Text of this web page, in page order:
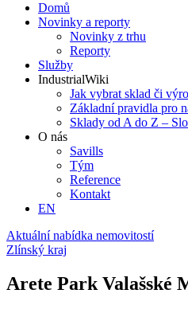
Domů
Novinky a reporty
Novinky z trhu
Reporty
Služby
IndustrialWiki
Jak vybrat sklad či
Základní pravidla pro
Sklady od A do Z –
O nás
Savills
Tým
Reference
Kontakt​
EN
Aktuální nabídka nemovitostí
Zlínský kraj
Arete Park Valašské